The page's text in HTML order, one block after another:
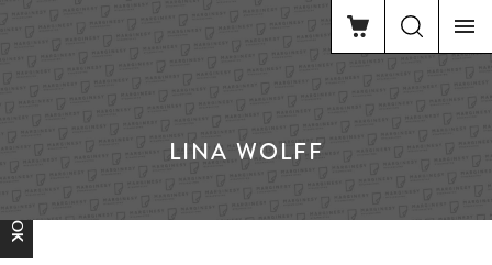
LINA WOLFF
FACEBOOK